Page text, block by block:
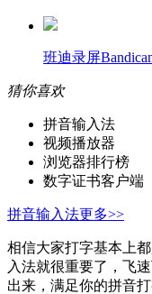
班迪录屏
猜你喜欢
拼音输入法
视频播放器
浏览器排行榜
数字证书客户端
拼音输入法更多>>
相信大家打字基本上
入法就很重要了，飞
出来，满足你的拼音